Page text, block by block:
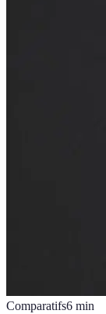
Comparatifs6 min